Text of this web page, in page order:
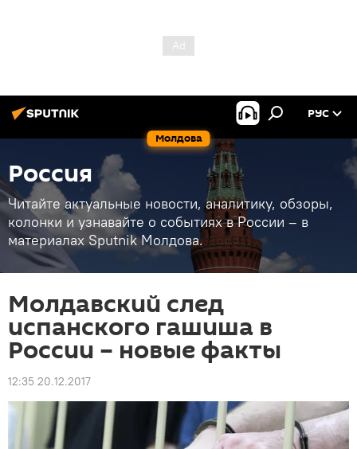
Молдова
РУС
Россия
Читайте актуальные новости, аналитику, обзоры,
колонки и узнавайте о событиях в России – в
материалах Sputnik Молдова.
Молдавский след
испанского гашиша в
России – новые факты
12:35 20.12.2017